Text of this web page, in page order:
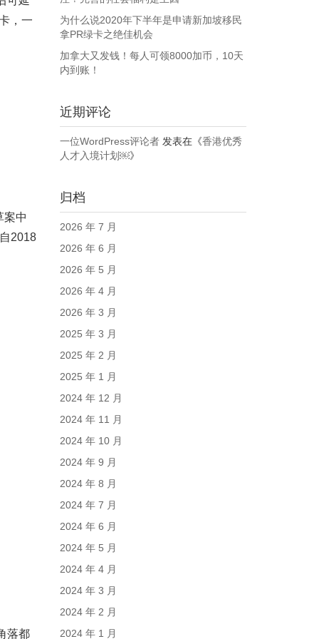
，一
案中
2018
落都
为什么说2020年下半年是申请新加坡移民
拿PR绿卡之绝佳机会
加拿大又发钱！每人可领8000加币，10天
内到账！
近期评论
一位WordPress评论者发表在《香港优秀
人才入境计划￼》
归档
2026 年 7 月
2026 年 6 月
2026 年 5 月
2026 年 4 月
2026 年 3 月
2025 年 3 月
2025 年 2 月
2025 年 1 月
2024 年 12 月
2024 年 11 月
2024 年 10 月
2024 年 9 月
2024 年 8 月
2024 年 7 月
2024 年 6 月
2024 年 5 月
2024 年 4 月
2024 年 3 月
2024 年 2 月
2024 年 1 月